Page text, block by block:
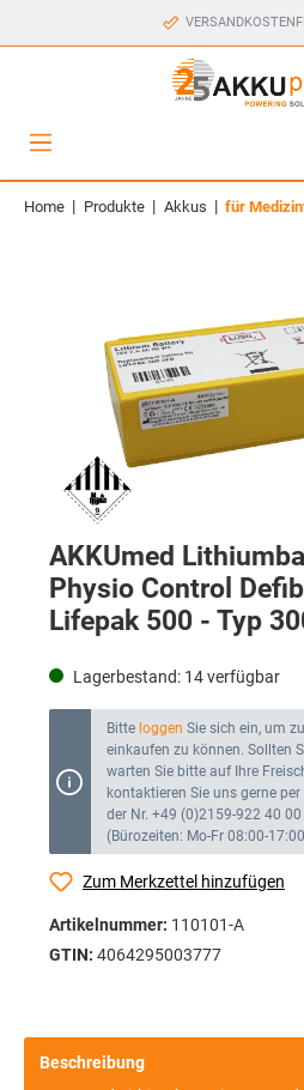
Home | Produkte | Akkus | für
AKKUmed
Physio Control
Lifepak 500 - Typ
Lagerbestand: 14verfügbar
Bitte loggen Sie sich ein, um
einkaufen zu können. Sollten
warten Sie bitte auf Ihre
kontaktieren Sie uns gerne per
der Nr. +49 (0)2159-922 40 00
(Bürozeiten: Mo-Fr 08:00-
Zum Merkzettel hinzufügen
Artikelnummer: 110101-A
GTIN: 4064295003777
Beschreibung